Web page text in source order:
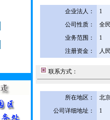
企业法人：
1
公司性质：
全
业务范围：
1
注册资金：
人
联系方式：
所在地区：
北
公司详细地址：
1